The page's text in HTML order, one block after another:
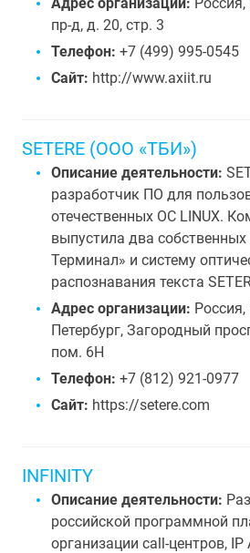
пр-д, д. 20, стр. 3
Телефон: +7 (499) 995-0545
Сайт: http://www.axiit.ru
SETERE (ООО «ТБИ»)
Описание деятельности:
разработчик ПО для
отечественных ОС LINUX.
выпустила два
Терминал» и систему
распознавания текста
Адрес организации: Россия,
Петербург, Загородный
пом. 6Н
Телефон: +7 (812) 921-0977
Сайт: https://setere.com
INFINITY
Описание деятельности:
российской программной
организации call-центров, IP